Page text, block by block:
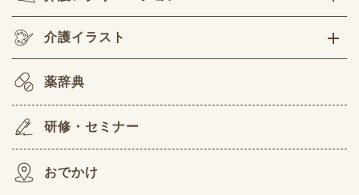
介護イラスト
薬辞典
研修・セミナー
おでかけ